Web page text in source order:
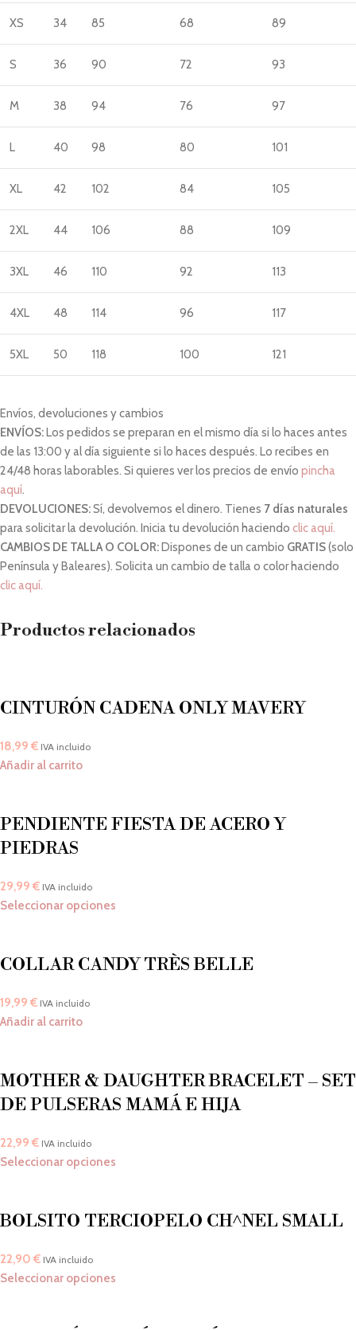
XS 34 85 68 89
S 36 90 72 93
M 38 94 76 97
L 40 98 80 101
XL 42 102 84 105
2XL 44 106 88 109
3XL 46 110 92 113
4XL 48 114 96 117
5XL 50 118 100 121
Envíos, devoluciones y cambios
ENVÍOS: Los pedidos se preparan en el mismo día si lo haces antes
de las 13:00 y al día siguiente si lo haces después. Lo recibes en
24/48 horas laborables. Si quieres ver los precios de envío pincha
aquí.
DEVOLUCIONES:Sí, devolvemos el dinero. Tienes 7 días naturales
para solicitar la devolución. Inicia tu devolución haciendo clic aquí.
CAMBIOS DE TALLA O COLOR: Dispones de un cambio GRATIS(solo
Península y Baleares). Solicita un cambio de talla o color haciendo
clic aquí.
Productos relacionados
CINTURÓN CADENA ONLY MAVERY
18,99 € IVA incluido
Añadir al carrito
PENDIENTE FIESTA DE ACERO Y
PIEDRAS
29,99 € IVA incluido
Seleccionar opciones
COLLAR CANDY TRÈS BELLE
19,99 € IVA incluido
Añadir al carrito
MOTHER & DAUGHTER BRACELET – SET
DE PULSERAS MAMÁ E HIJA
22,99 € IVA incluido
Seleccionar opciones
BOLSITO TERCIOPELO CH^NEL SMALL
22,90 € IVA incluido
Seleccionar opciones